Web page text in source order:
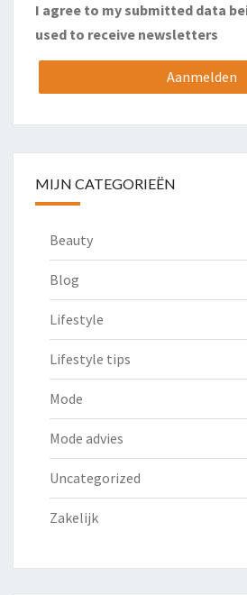
I agree to my submitted data
used to receive newsletters
MIJN CATEGORIEËN
Beauty
Blog
Lifestyle
Lifestyle tips
Mode
Mode advies
Uncategorized
Zakelijk